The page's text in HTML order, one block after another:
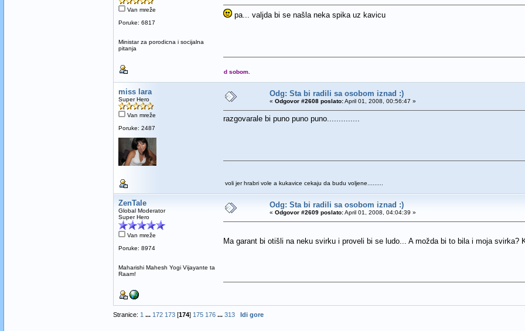
Van mreže
Poruke: 6817
Ministar za porodicna i socijalna
pitanja
pa... valjda bi se našla neka spika uz kavicu
miss lara
Super Hero
Van mreže
Poruke: 2487
Odg: Sta bi radili sa osobom iznad :)
« Odgovor #2608 poslato:April 01, 2008, 00:56:47 »
razgovarale bi puno puno puno..............
voli jer hrabri vole a kukavice cekaju da budu voljene.........
ZenTale
Global Moderator
Super Hero
Van mreže
Poruke: 8974
Maharishi Mahesh Yogi Vijayante ta
Raam!
Odg: Sta bi radili sa osobom iznad :)
« Odgovor #2609 poslato:April 01, 2008, 04:04:39 »
Ma garant bi otišli na neku svirku i proveli bi se ludo... A možda bi to bila i moja svirka?
Stranice: 1 ... 172 173[174] 175 176 ... 313 Idi gore